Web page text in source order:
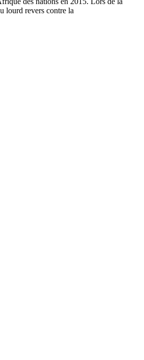
lourd revers contre la